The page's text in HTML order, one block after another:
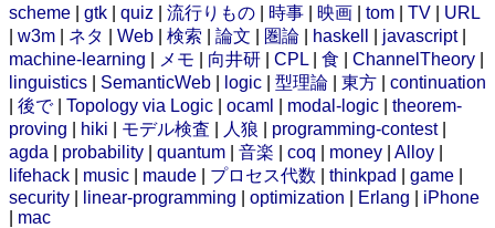
scheme
gtk quiz 流行りもの 時事 映画 tom TV
URL
w3m ネタ Web 検索 論文 圏論 haskell javascript|
machine-learning
メモ 向井研 CPL 食 ChannelTheory
linguistics
SemanticWeb logic 型理論 東方
continuation
後で| Topology via Logic ocaml modal-logic
theorem-
proving
hiki モデル検査 人狼 programming-contest|
agda
probability quantum 音楽 coq money Alloy
lifehack
music maude プロセス代数 thinkpad game
security
linear-programming optimization Erlang
iPhone
mac